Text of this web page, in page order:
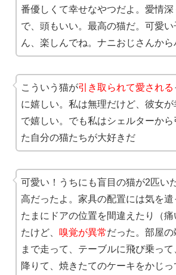
番優しくて幸せなやつだよ。愛情深
で、頭もいい。最高の猫だ。可愛い
ん、楽しんでね。ナニおじさんから
こういう猫が引き取られて愛される
に嬉しい。私は無理だけど、彼女が
で嬉しい。でも私はシェルターから
た自分の猫たちが大好きだ
可愛い！うちにも盲目の猫が2匹い
高だったよ。家具の配置には気を遣
たまにドアの位置を間違えたり（痛
たけど、 嗅覚が異常だった。部屋
まで走って、テーブルに飛び乗って
降りて、焼きたてのケーキをかじ